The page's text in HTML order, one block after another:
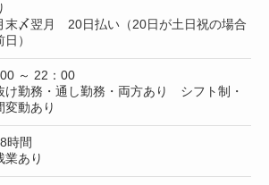
末〆翌月 20日払い（20日が土日祝の場合
）
～ 22：00
け勤務・通し勤務・両方あり シフト制・
変動あり
時間
あり